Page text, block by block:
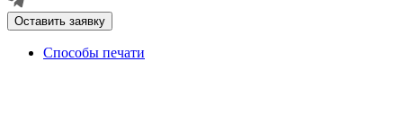
Оставить заявку
Способы печати